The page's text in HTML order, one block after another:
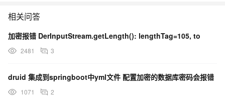
相关问答
加密报错 DerInputStream.getLength(): lengthTag=105, to
2481 3
druid 集成到springboot中yml文件 配置加密的数据库密码会报错
1071 2